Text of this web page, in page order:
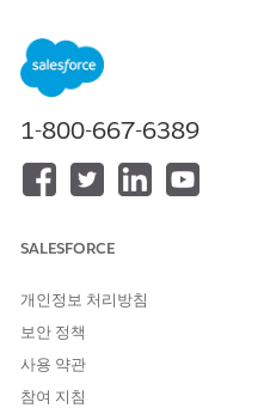
서 조직의 Marketplace에 액세
있는 시각화 템플릿이 표시됩니다.
1-800-667-6389
SALESFORCE
개인정보 처리방침
보안 정책
사용 약관
참여 지침